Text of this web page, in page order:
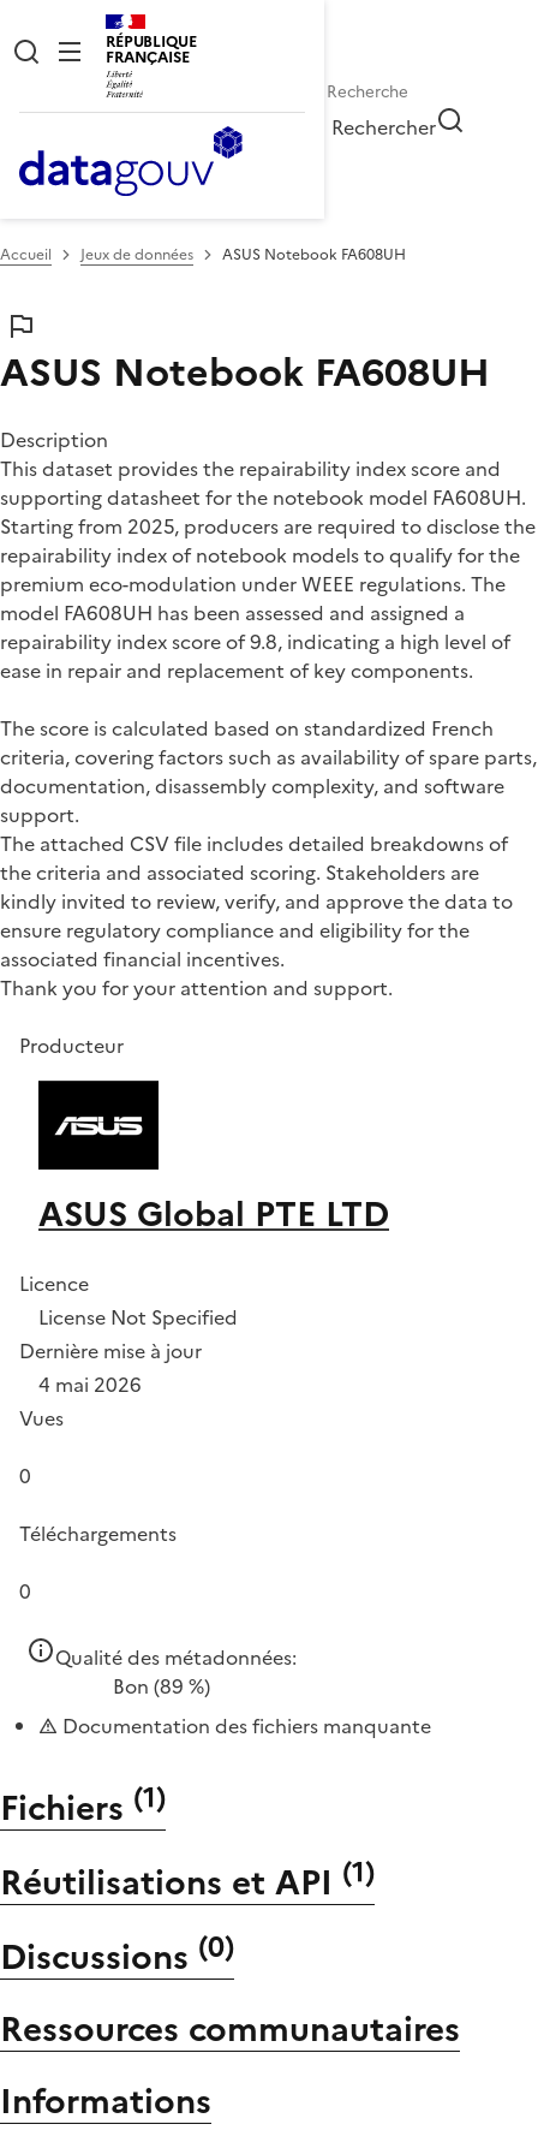
RÉPUBLIQUE
FRANÇAISE
Rechercher
Accueil Jeux de données ASUS Notebook FA608UH
ASUS Notebook FA608UH
Description
This dataset provides the repairability index score and
supporting datasheet for the notebook model FA608UH.
Starting from 2025, producers are required to disclose the
repairability index of notebook models to qualify for the
premium eco-modulation under WEEE regulations. The
model FA608UH has been assessed and assigned a
repairability index score of 9.8, indicating a high level of
ease in repair and replacement of key components.
The score is calculated based on standardized French
criteria, covering factors such as availability of spare parts,
documentation, disassembly complexity, and software
support.
The attached CSV file includes detailed breakdowns of
the criteria and associated scoring. Stakeholders are
kindly invited to review, verify, and approve the data to
ensure regulatory compliance and eligibility for the
associated financial incentives.
Thank you for your attention and support.
Producteur
ASUS Global PTE LTD
Licence
License Not Specified
Dernière mise à jour
4 mai 2026
Vues
0
Téléchargements
0
Qualité des métadonnées:
Bon (89 %)
Documentation des fichiers manquante
Fichiers (1)
Réutilisations et API (1)
Discussions (0)
Ressources communautaires
Informations